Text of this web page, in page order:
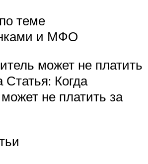
теме
и МФО
может не платить
Статья: Когда
не платить за